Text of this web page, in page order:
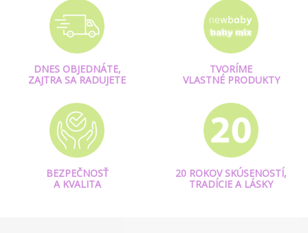
DNES OBJEDNÁTE,
ZAJTRA SA RADUJETE
TVORÍME
VLASTNÉ PRODUKTY
BEZPEČNOSŤ
A KVALITA
20 ROKOV SKÚSENOSTÍ,
TRADÍCIE A LÁSKY